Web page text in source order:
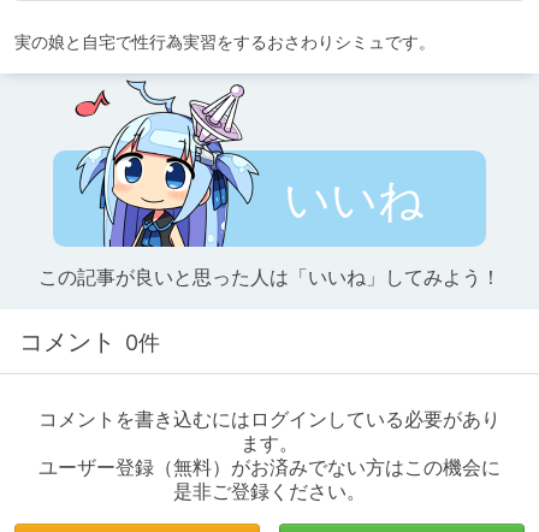
実の娘と自宅で性行為実習をするおさわりシミュです。
いいね
この記事が良いと思った人は「いいね」してみよう！
コメント 0件
コメントを書き込むにはログインしている必要があり
ます。
ユーザー登録（無料）がお済みでない方はこの機会に
是非ご登録ください。